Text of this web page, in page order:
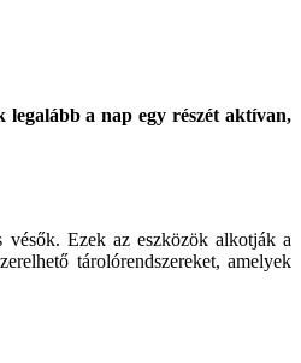
a nap egy részét aktívan,
vésők. Ezek az eszközök alkotják a
tárolórendszereket, amelyek